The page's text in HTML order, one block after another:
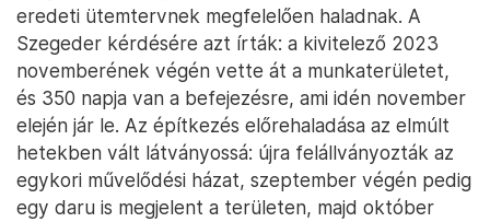
eredeti ütemtervnek megfelelően haladnak. A
Szegeder kérdésére azt írták: a kivitelező 2023
novemberének végén vette át a munkaterületet,
és 350 napja van a befejezésre, ami idén november
elején jár le. Az építkezés előrehaladása az elmúlt
hetekben vált látványossá: újra felállványozták az
egykori művelődési házat, szeptember végén pedig
egy daru is megjelent a területen, majd október